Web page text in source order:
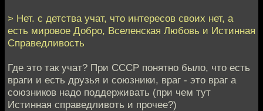
> Нет. с детства учат, что интересов своих нет, а
есть мировое Добро, Вселенская Любовь и Истинная
Справедливость
Где это так учат? При СССР понятно было, что есть
враги и есть друзья и союзники, враг - это враг а
союзников надо поддерживать (при чем тут
Истинная справедливоть и прочее?)